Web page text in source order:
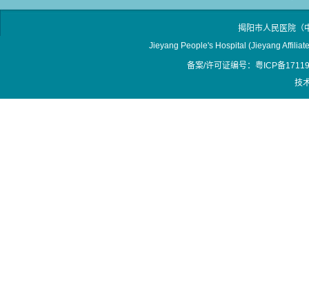
揭阳市人民医院
Jieyang People's Hospital (Jieyang
备案/许可证编号：粤ICP备
技